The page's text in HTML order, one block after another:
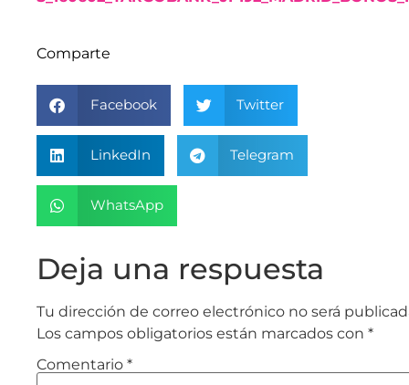
Comparte
Facebook Twitter
LinkedIn Telegram
WhatsApp
Deja una respuesta
Tu dirección de correo electrónico no será
Los campos obligatorios están marcados con *
Comentario *